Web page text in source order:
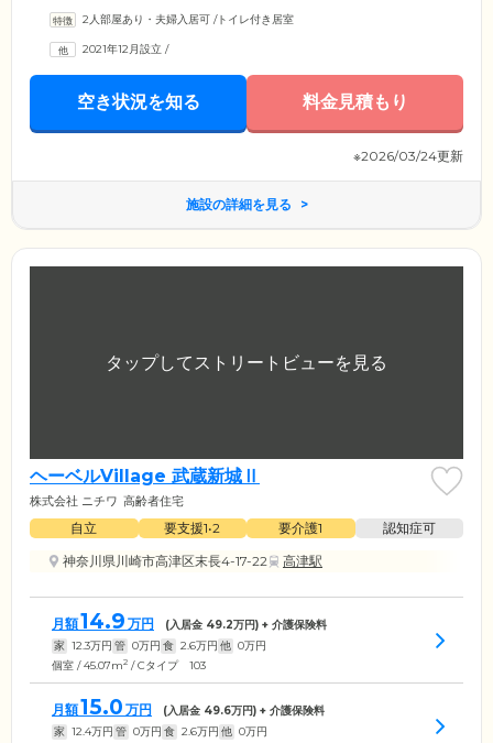
い運動などもお楽しみいただけます。当ホームは介護施設ではなく、賃
ていただくことができます。JR南武線「武蔵新城」駅から徒歩9分とアク
セスしやすく、ご家族様やご友人様もお気軽に遊びに来ていただけま
2人部屋あり・夫婦入居可 /トイレ付き居室
2021年12月設立 /
空き状況を知る 料金見積もり
※2026/03/24更新
施設の詳細を見る
ヘーベルVillage 武蔵新城Ⅱ
株式会社 ニチワ 高齢者住宅
自立 要支援1•2 要介護1
認知症可
神奈川県川崎市高津区末長4-17-22
高津駅
月額14.9 万円 (入居金 49.2万円) + 介護保険料
家 12.3万円 管 0万円 食 2.6万円 他 0万円
個室 / 45.07m2 / Cタイプ 103
月額15.0 万円 (入居金 49.6万円) + 介護保険料
家 12.4万円 管 0万円 食 2.6万円 他 0万円